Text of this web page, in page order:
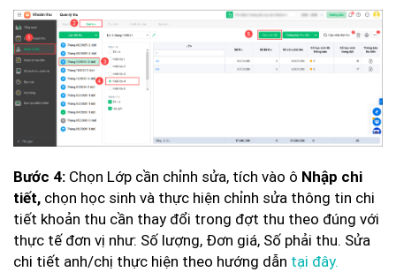
Bước 4: Chọn Lớp cần chỉnh sửa, tích vào ô Nhập chi
tiết, chọn học sinh và thực hiện chỉnh sửa thông tin chi
tiết khoản thu cần thay đổi trong đợt thu theo đúng với
thực tế đơn vị như: Số lượng, Đơn giá, Số phải thu. Sửa
chi tiết anh/chị thực hiện theo hướng dẫn tại đây.